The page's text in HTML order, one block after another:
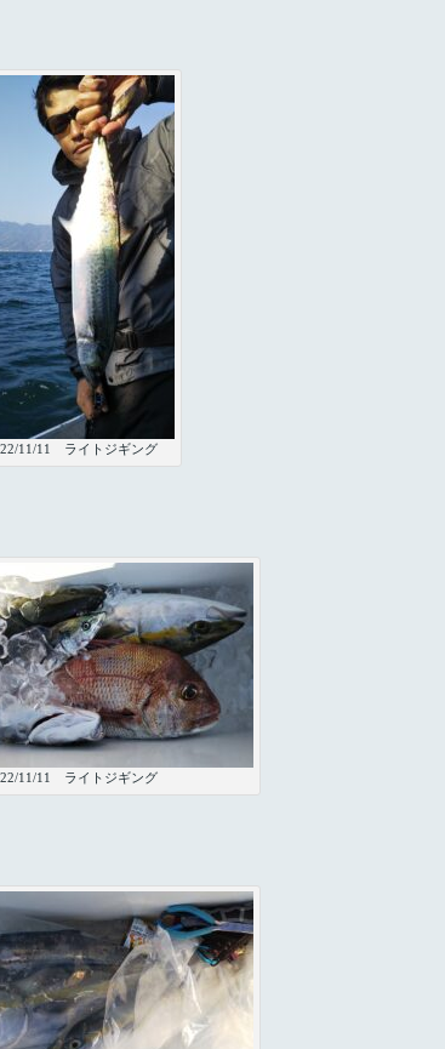
11/11 ライトジギング
11/11 ライトジギング